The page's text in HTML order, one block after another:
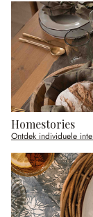
Homestories
Ontdek individuele